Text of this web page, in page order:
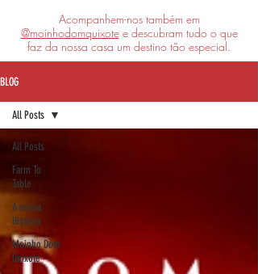
Acompanhem-nos também em
@moinhodomquixotee descubram tudo o que
faz da nossa casa um destino tão especial.
BLOG
All Posts
Farm To
Table
A nossa
História
Moinho Dom
Quixote
All Posts